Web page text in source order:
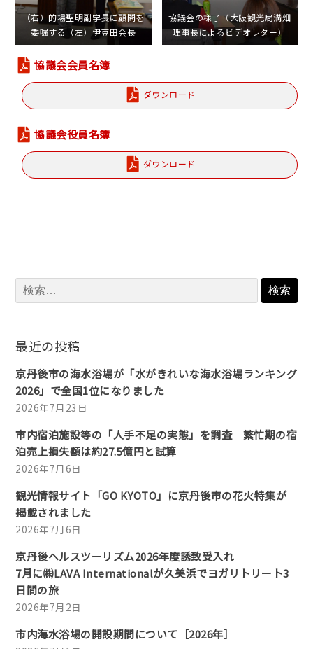
（右）的場聖明副学長に顧問を
委嘱する（左）伊豆田会長
協議会の様子（大阪観光局溝畑
理事長によるビデオレター）
協議会会員名簿
ダウンロード
協議会役員名簿
ダウンロード
検
索:
最近の投稿
京丹後市の海水浴場が「水がきれいな海水浴場ランキング
2026」で全国1位になりました
2026年7月23日
市内宿泊施設等の「人手不足の実態」を調査 繁忙期の宿
泊売上損失額は約27.5億円と試算
2026年7月6日
観光情報サイト「GO KYOTO」に京丹後市の花火特集が
掲載されました
2026年7月6日
京丹後ヘルスツーリズム2026年度誘致受入れ
7月に㈱LAVA Internationalが久美浜でヨガリトリート3
日間の旅
2026年7月2日
市内海水浴場の開設期間について［2026年］